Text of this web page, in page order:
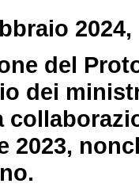
2024,
del
dei
2023,